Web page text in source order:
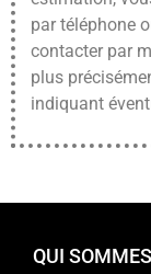
par téléphone
contacter par
plus
indiquant
QUI